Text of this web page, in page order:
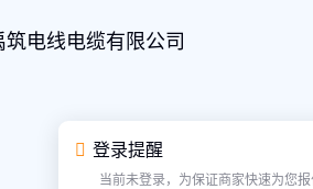
筑电线电缆有限公司
登录提醒
当前未登录，为保证商家快速为您